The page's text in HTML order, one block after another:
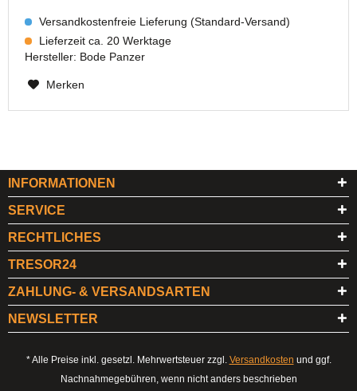
Versandkostenfreie Lieferung (Standard-Versand)
Lieferzeit ca. 20 Werktage
Hersteller: Bode Panzer
Merken
INFORMATIONEN
SERVICE
RECHTLICHES
TRESOR24
ZAHLUNG- & VERSANDSARTEN
NEWSLETTER
* Alle Preise inkl. gesetzl. Mehrwertsteuer zzgl. Versandkosten und ggf.
Nachnahmegebühren, wenn nicht anders beschrieben